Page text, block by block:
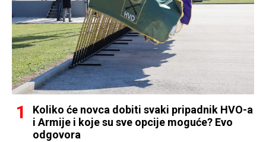
Koliko će novca dobiti svaki pripadnik HVO-a
i Armije i koje su sve opcije moguće? Evo
odgovora